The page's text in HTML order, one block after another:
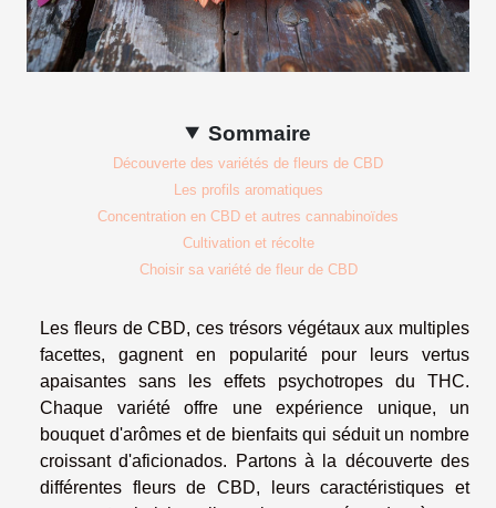
Sommaire
Découverte des variétés de fleurs de CBD
Les profils aromatiques
Concentration en CBD et autres cannabinoïdes
Cultivation et récolte
Choisir sa variété de fleur de CBD
Les fleurs de CBD, ces trésors végétaux aux multiples
facettes, gagnent en popularité pour leurs vertus
apaisantes sans les effets psychotropes du THC.
Chaque variété offre une expérience unique, un
bouquet d'arômes et de bienfaits qui séduit un nombre
croissant d'aficionados. Partons à la découverte des
différentes fleurs de CBD, leurs caractéristiques et